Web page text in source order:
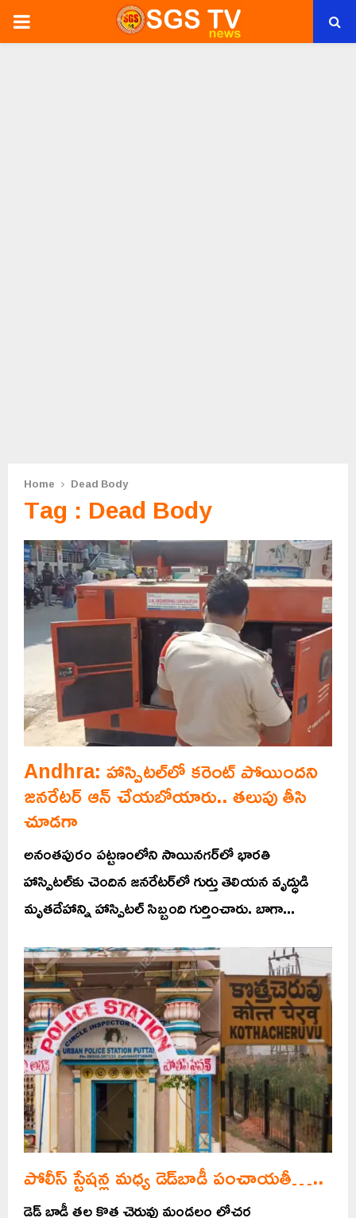
PRIMARY
Home Dead Body
Tag : Dead Body
Andhra: హాస్పిటల్‌లో కరెంట్ పోయిందని
జనరేటర్ ఆన్ చేయబోయారు.. తలుపు తీసి
చూడగా
అనంతపురం పట్టణంలోని సాయినగర్‌లో భారతి
హాస్పిటల్‌కు చెందిన జనరేటర్‌లో గుర్తు తెలియన వృద్ధుడి
మృతదేహాన్ని హాస్పిటల్ సిబ్బంది గుర్తించారు. బాగా...
పోలీస్ స్టేషన్ల మధ్య డెడ్‌బాడీ పంచాయతీ…..
డెడ్ బాడీ తల కొత్త చెరువు మండలం లోచర్ల